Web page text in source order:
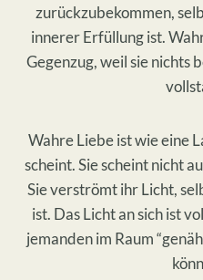
zurückzubekommen,
innerer Erfüllung ist.
Gegenzug, weil sie nichts
Wahre Liebe ist wie eine
scheint. Sie scheint nicht
Sie verströmt ihr Licht,
ist. Das Licht an sich ist
jemanden im Raum